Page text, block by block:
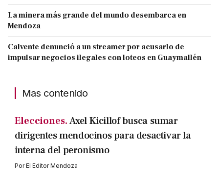
La minera más grande del mundo desembarca en
Mendoza
Calvente denunció a un streamer por acusarlo de
impulsar negocios ilegales con loteos en Guaymallén
Mas contenido
Elecciones.Axel Kicillof busca sumar
dirigentes mendocinos para desactivar la
interna del peronismo
PorEl Editor Mendoza